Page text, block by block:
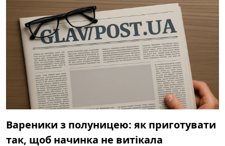
Вареники з полуницею: як приготувати
так, щоб начинка не витікала